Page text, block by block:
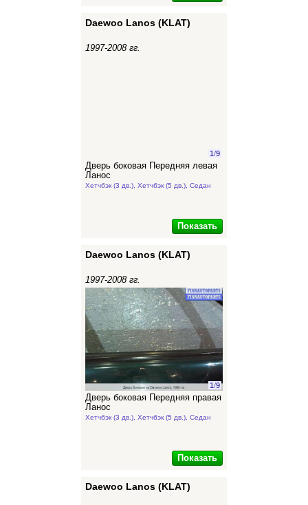
Daewoo Lanos (KLAT)
1997-2008 гг.
1/9
Дверь боковая Передняя левая
Ланос
Хетчбэк (3 дв.), Хетчбэк (5 дв.), Седан
Показать
Daewoo Lanos (KLAT)
1997-2008 гг.
1/9
Дверь боковая Передняя правая
Ланос
Хетчбэк (3 дв.), Хетчбэк (5 дв.), Седан
Показать
Daewoo Lanos (KLAT)